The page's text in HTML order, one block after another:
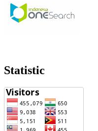
Statistic